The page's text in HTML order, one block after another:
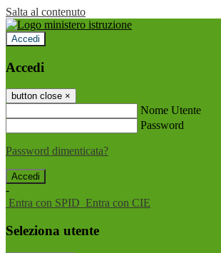
Salta al contenuto
Accedi
Accedi
button close ×
Nome Utente
Password
Password dimenticata?
-
Entra con SPID Entra con CIE
Seleziona utente